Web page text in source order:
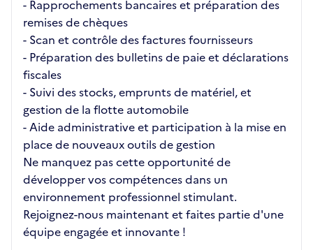
- Rapprochements bancaires et préparation des
remises de chèques
- Scan et contrôle des factures fournisseurs
- Préparation des bulletins de paie et déclarations
fiscales
- Suivi des stocks, emprunts de matériel, et
gestion de la flotte automobile
- Aide administrative et participation à la mise en
place de nouveaux outils de gestion
Ne manquez pas cette opportunité de
développer vos compétences dans un
environnement professionnel stimulant.
Rejoignez-nous maintenant et faites partie d'une
équipe engagée et innovante !